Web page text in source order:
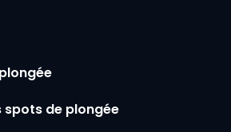
spots de plongée